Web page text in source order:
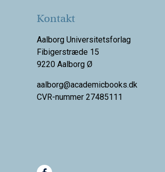
Kontakt
Aalborg Universitetsforlag
Fibigerstræde 15
9220 Aalborg Ø
aalborg@academicbooks.dk
CVR-nummer 27485111